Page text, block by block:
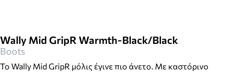
Wally Mid GripR Warmth-Black/Black
Boots
To Wally Mid GripR μόλις έγινε πιο άνετο. Με καστόρινο